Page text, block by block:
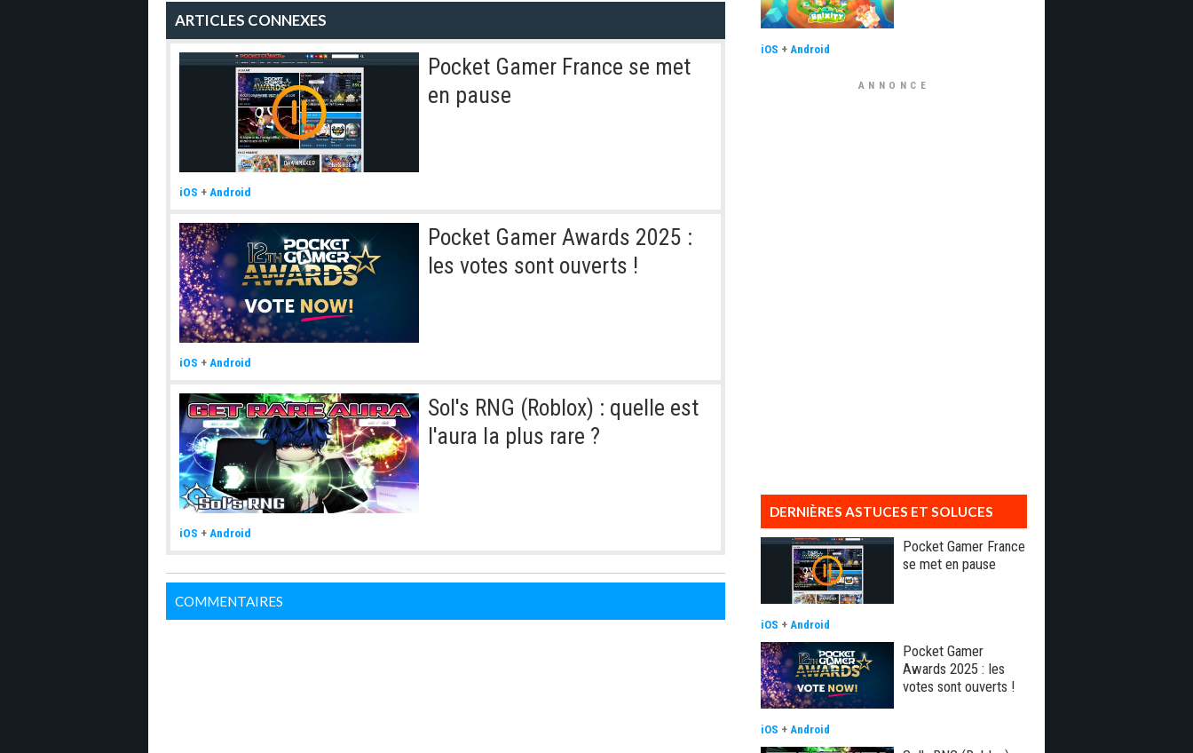
ARTICLES CONNEXES
Pocket Gamer France se met
en pause
iOS + Android
Pocket Gamer Awards 2025 :
les votes sont ouverts !
iOS + Android
Sol's RNG (Roblox) : quelle est
l'aura la plus rare ?
iOS + Android
COMMENTAIRES
iOS + Android
ANNONCE
DERNIÈRES ASTUCES ET SOLUCES
Pocket Gamer France
se met en pause
iOS + Android
Pocket Gamer
Awards 2025 : les
votes sont ouverts !
iOS + Android